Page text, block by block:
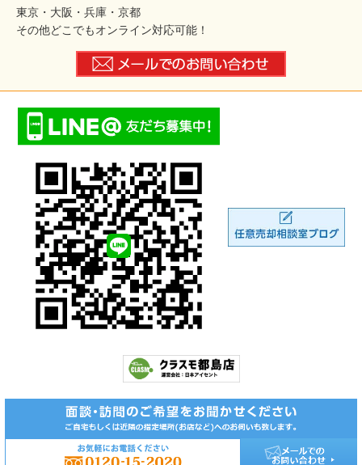
東京・大阪・兵庫・京都
その他どこでもオンライン対応可能！